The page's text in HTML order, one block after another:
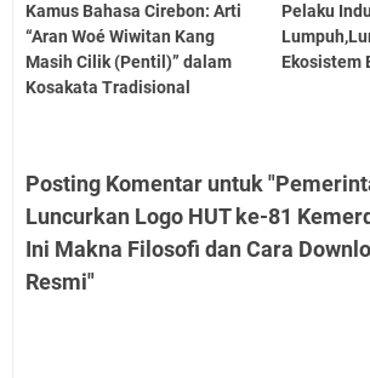
Kamus Bahasa Cirebon: Arti
“Aran Woé Wiwitan Kang
Masih Cilik (Pentil)” dalam
Kosakata Tradisional
Pelaku
Ekosistem
Posting Komentar untuk
Luncurkan Logo HUT ke-81
Ini Makna Filosofi dan Cara
Resmi"